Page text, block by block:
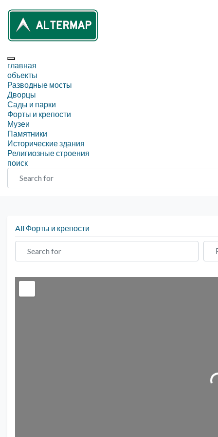
главная
объекты
Разводные мосты
Дворцы
Сады и парки
Форты и крепости
Музеи
Памятники
Исторические здания
Религиозные строения
поиск
Search for
All Форты и крепости
Search for